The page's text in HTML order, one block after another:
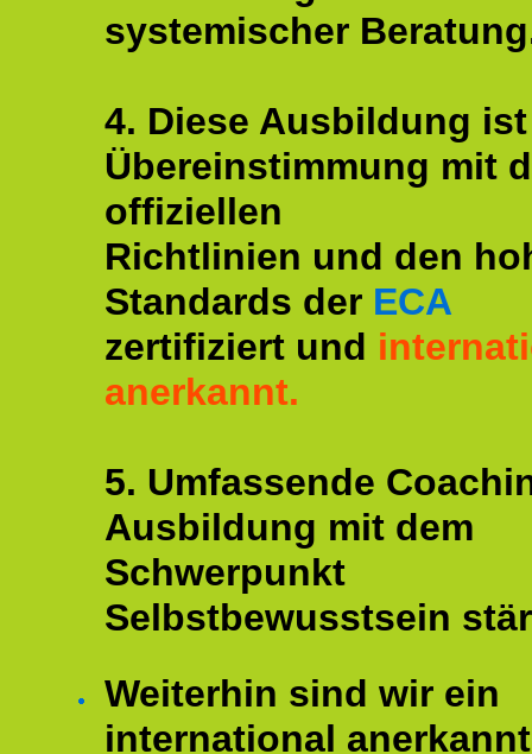
systemischer
4. Diese Ausbildung
Übereinstimmung mit
offiziellen
Richtlinien und den
Standards der ECA
zertifiziert und
anerkannt.
5. Umfassende
Ausbildung mit dem
Schwerpunkt
Selbstbewusstsein
Weiterhin sind wir ein
international